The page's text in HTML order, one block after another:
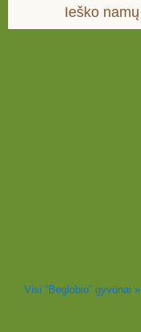
Ieško namų
Visi “Beglobio” gyvūnai »